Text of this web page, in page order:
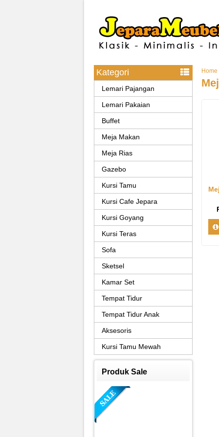
Home
Kategori
Lemari Pajangan
Lemari Pakaian
Buffet
Meja Makan
Meja Rias
Gazebo
Kursi Tamu
Kursi Cafe Jepara
Kursi Goyang
Kursi Teras
Sofa
Sketsel
Kamar Set
Tempat Tidur
Tempat Tidur Anak
Aksesoris
Kursi Tamu Mewah
Produk Sale